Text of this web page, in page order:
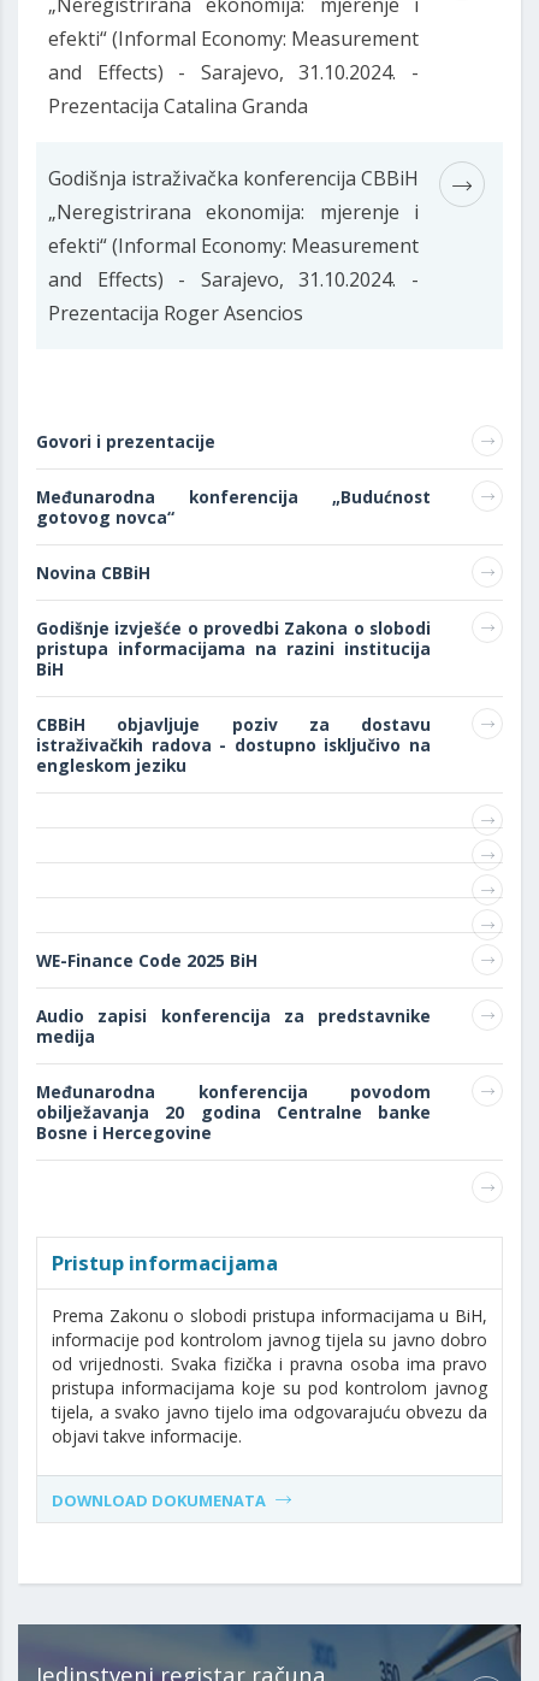
efekti“ (Informal Economy: Measurement
and Effects) - Sarajevo, 31.10.2024. -
Prezentacija Catalina Granda
Godišnja istraživačka konferencija CBBiH
„Neregistrirana ekonomija: mjerenje i
efekti“ (Informal Economy: Measurement
and Effects) - Sarajevo, 31.10.2024. -
Prezentacija Roger Asencios
Govori i prezentacije
Međunarodna konferencija „Budućnost
gotovog novca“
Novina CBBiH
Godišnje izvješće o provedbi Zakona o slobodi
pristupa informacijama na razini institucija
BiH
CBBiH objavljuje poziv za dostavu
istraživačkih radova - dostupno isključivo na
engleskom jeziku
WE-Finance Code 2025 BiH
Audio zapisi konferencija za predstavnike
medija
Međunarodna konferencija povodom
obilježavanja 20 godina Centralne banke
Bosne i Hercegovine
Pristup informacijama
Prema Zakonu o slobodi pristupa informacijama u BiH,
informacije pod kontrolom javnog tijela su javno dobro
od vrijednosti. Svaka fizička i pravna osoba ima pravo
pristupa informacijama koje su pod kontrolom javnog
tijela, a svako javno tijelo ima odgovarajuću obvezu da
objavi takve informacije.
DOWNLOAD DOKUMENATA
Jedinstveni registar računa